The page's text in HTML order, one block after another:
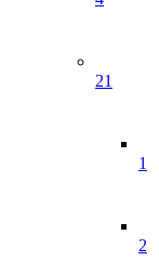
21
1
2